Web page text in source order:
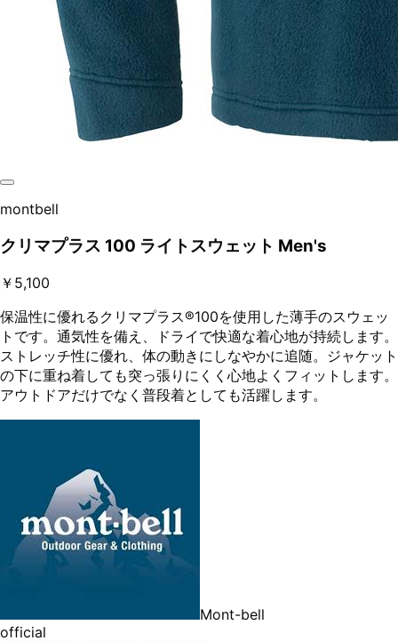
montbell
クリマプラス 100 ライトスウェット Men's
￥5,100
保温性に優れるクリマプラス®100を使用した薄手のスウェッ
トです。通気性を備え、ドライで快適な着心地が持続します。
ストレッチ性に優れ、体の動きにしなやかに追随。ジャケット
の下に重ね着しても突っ張りにくく心地よくフィットします。
アウトドアだけでなく普段着としても活躍します。
Mont-bell
official